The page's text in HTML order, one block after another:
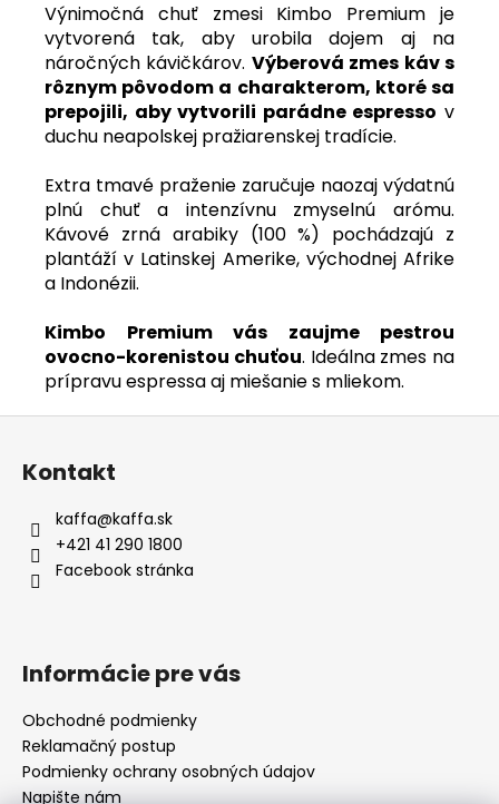
Výnimočná chuť zmesi Kimbo Premium je
vytvorená tak, aby urobila dojem aj na
náročných kávičkárov. Výberová zmes káv s
rôznym pôvodom a charakterom, ktoré sa
prepojili, aby vytvorili parádne espresso v
duchu neapolskej pražiarenskej tradície.
Extra tmavé praženie zaručuje naozaj výdatnú
plnú chuť a intenzívnu zmyselnú arómu.
Kávové zrná arabiky (100 %) pochádzajú z
plantáží v Latinskej Amerike, východnej Afrike
a Indonézii.
Kimbo Premium vás zaujme pestrou
ovocno-korenistou chuťou. Ideálna zmes na
prípravu espressa aj miešanie s mliekom.
Z
Kontakt
kaffa@kaffa.sk
+421 41 290 1800
Facebook stránka
Informácie pre vás
Obchodné podmienky
Reklamačný postup
Podmienky ochrany osobných údajov
Napište nám